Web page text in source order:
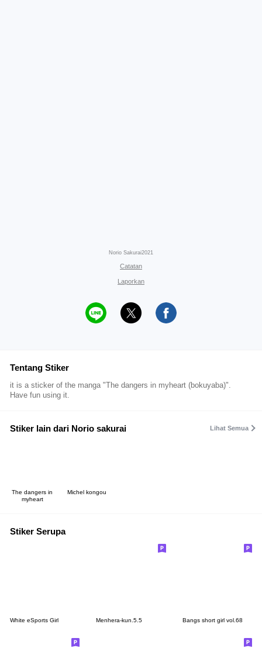
Norio Sakurai2021
Catatan
Laporkan
Tentang Stiker
it is a sticker of the manga "The dangers in myheart (bokuyaba)".
Have fun using it.
Stiker lain dari Norio sakurai Lihat Semua
The dangers in
myheart
Michel kongou
Stiker Serupa
White eSports Girl Menhera-kun.5.5 Bangs short girl vol.68